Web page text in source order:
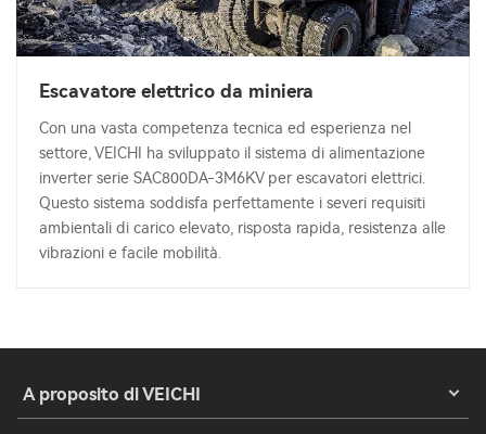
Escavatore elettrico da miniera
Con una vasta competenza tecnica ed esperienza nel
settore, VEICHI ha sviluppato il sistema di alimentazione
inverter serie SAC800DA-3M6KV per escavatori elettrici.
Questo sistema soddisfa perfettamente i severi requisiti
ambientali di carico elevato, risposta rapida, resistenza alle
vibrazioni e facile mobilità.
A proposito di VEICHI